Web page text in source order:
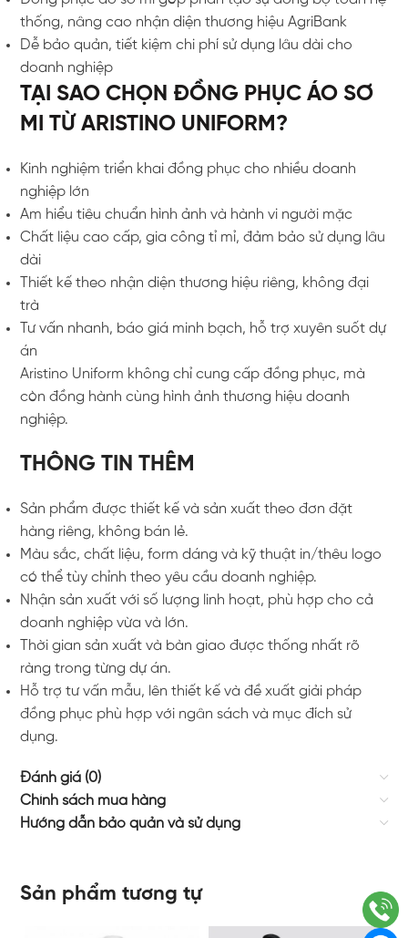
thống, nâng cao nhận diện thương hiệu AgriBank
Dễ bảo quản, tiết kiệm chi phí sử dụng lâu dài cho
doanh nghiệp
TẠI SAO CHỌN ĐỒNG PHỤC ÁO SƠ
MI TỪ ARISTINO UNIFORM?
Kinh nghiệm triển khai đồng phục cho nhiều doanh
nghiệp lớn
Am hiểu tiêu chuẩn hình ảnh và hành vi người mặc
Chất liệu cao cấp, gia công tỉ mỉ, đảm bảo sử dụng lâu
dài
Thiết kế theo nhận diện thương hiệu riêng, không đại
trà
Tư vấn nhanh, báo giá minh bạch, hỗ trợ xuyên suốt dự
án
Aristino Uniform không chỉ cung cấp đồng phục, mà
còn đồng hành cùng hình ảnh thương hiệu doanh
nghiệp.
THÔNG TIN THÊM
Sản phẩm được thiết kế và sản xuất theo đơn đặt
hàng riêng, không bán lẻ.
Màu sắc, chất liệu, form dáng và kỹ thuật in/thêu logo
có thể tùy chỉnh theo yêu cầu doanh nghiệp.
Nhận sản xuất với số lượng linh hoạt, phù hợp cho cả
doanh nghiệp vừa và lớn.
Thời gian sản xuất và bàn giao được thống nhất rõ
ràng trong từng dự án.
Hỗ trợ tư vấn mẫu, lên thiết kế và đề xuất giải pháp
đồng phục phù hợp với ngân sách và mục đích sử
dụng.
Đánh giá (0)
Chính sách mua hàng
Hướng dẫn bảo quản và sử dụng
Sản phẩm tương tự